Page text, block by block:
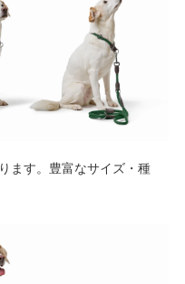
ます。豊富なサイズ・種